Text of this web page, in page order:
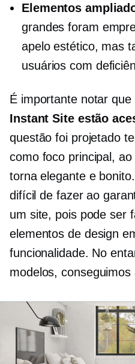
Elementos
grandes foram
apelo estético, mas
usuários com
É importante notar que
Instant Site estão
questão foi projetado
como foco principal,
torna elegante e
difícil de fazer ao
um site, pois pode ser
elementos de design
funcionalidade. No
modelos, conseguimos